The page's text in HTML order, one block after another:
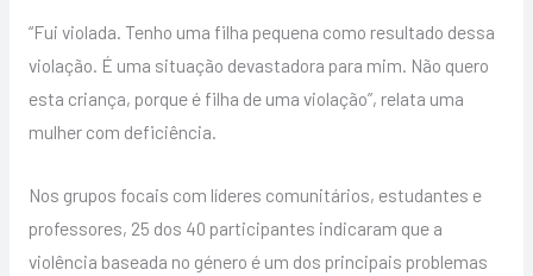
“Fui violada. Tenho uma filha pequena como resultado dessa
violação. É uma situação devastadora para mim. Não quero
esta criança, porque é filha de uma violação”, relata uma
mulher com deficiência.
Nos grupos focais com líderes comunitários, estudantes e
professores, 25 dos 40 participantes indicaram que a
violência baseada no género é um dos principais problemas